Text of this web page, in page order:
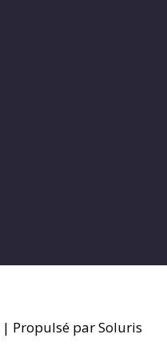
| Propulsé par Soluris